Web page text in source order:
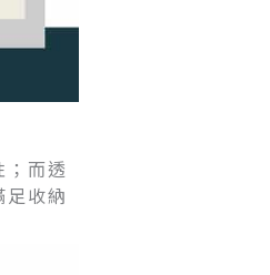
而透
收納